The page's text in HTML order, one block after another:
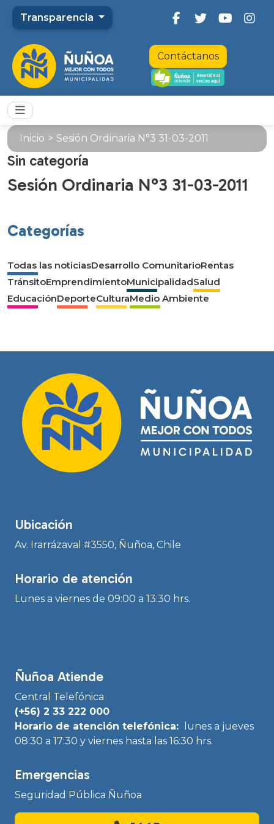
Transparencia
Contáctanos
Inicio > Sesión Ordinaria N°3 31-03-2011
Sin categoría
Sesión Ordinaria N°3 31-03-2011
Categorías
Todas las noticiasDesarrollo ComunitarioRentas
TránsitoEmprendimientoMunicipalidadSalud
EducaciónDeporteCulturaMedio Ambiente
Ubicación
Av. Irarrázaval #3550, Ñuñoa, Chile
Horario de atención
Lunes a viernes de 09:00 a 13:30 hrs.
Ñuñoa Atiende
Central Telefónica
(+56) 2 33 222 000
Horario de atención telefónica:
lunes a jueves
08:30 a 17:30 y viernes hasta las 16:30 hrs.
Emergencias
Seguridad Pública Ñuñoa